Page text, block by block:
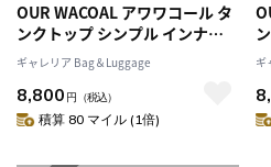
OUR WACOAL アワワコール タ
ンクトップ シンプル インナー
ウェア Sサイズ Mサイズ M＋サ
イズ Lサイズ L＋サイズ カップ
インウェア トップス カップ付
きタンクトップ ブラトップ コ
ギャレリア Bag＆Luggage
8,800 円 （税込）
積算 80 マイル (1倍)
ギ